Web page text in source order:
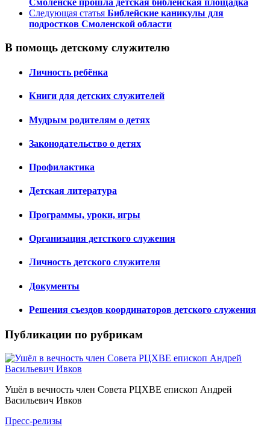
Смоленске прошла детская библейская площадка
Следующая статья Библейские каникулы для
подростков Смоленской области
В помощь детскому служителю
Личность ребёнка
Книги для детских служителей
Мудрым родителям о детях
Законодательство о детях
Профилактика
Детская литература
Программы, уроки, игры
Организация детсткого служения
Личность детского служителя
Документы
Решения съездов координаторов детского служения
Публикации по рубрикам
Ушёл в вечность член Совета РЦХВЕ епископ Андрей
Васильевич Ивков
Пресс-релизы